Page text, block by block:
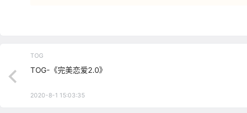
TOG
TOG-《完美恋爱2.0》
2020-8-1 15:03:35